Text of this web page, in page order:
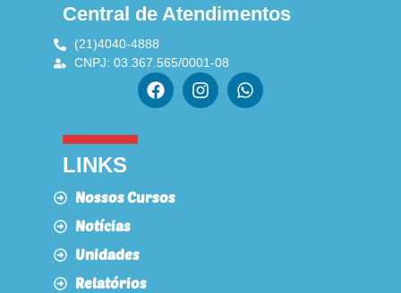
Central de Atendimentos
(21)4040-4888
CNPJ: 03.367.565/0001-08
LINKS
Nossos Cursos
Notícias
Unidades
Relatórios